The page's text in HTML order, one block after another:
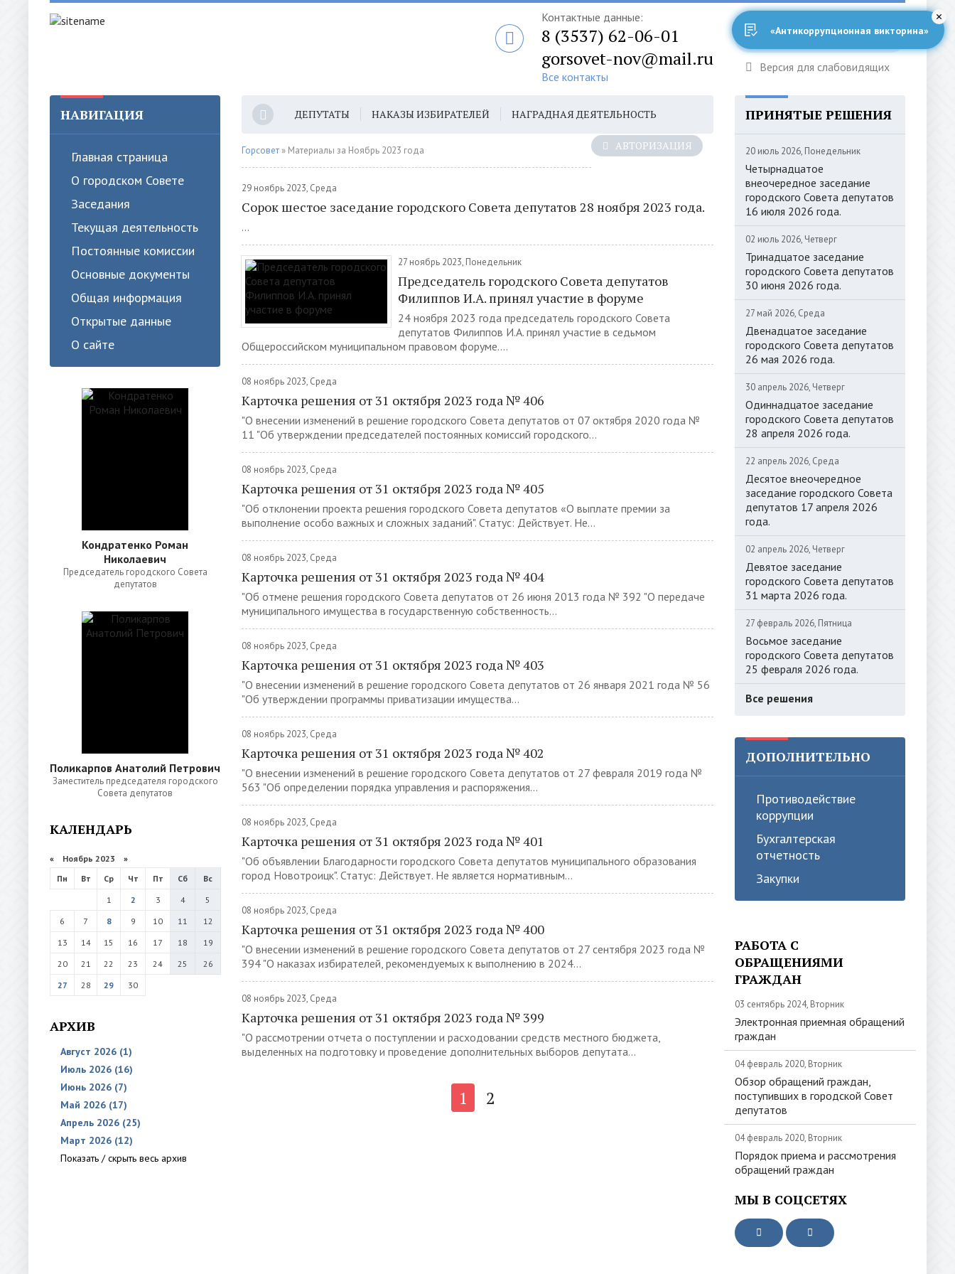
Версия для слабовидящих
Контактные данные:
8 (3537) 62-06-01
gorsovet-nov@mail.ru
Все контакты
НАВИГАЦИЯ
Главная страница
О городском Совете
Заседания
Текущая деятельность
Постоянные комиссии
Основные документы
Общая информация
Открытые данные
О сайте
Кондратенко Роман
Николаевич
Председатель городского Совета
депутатов
Поликарпов Анатолий Петрович
Заместитель председателя городского
Совета депутатов
КАЛЕНДАРЬ
« Ноябрь 2023 »
Пн
Вт Ср Чт Пт Сб
Вс
1
2 3 4
5
6
7 8 9 10 11
12
13
14 15 16 17 18
19
20
21 22 23 24 25
26
27
28 29 30
АРХИВ
Август 2026 (1)
Июль 2026 (16)
Июнь 2026 (7)
Май 2026 (17)
Апрель 2026 (25)
Март 2026 (12)
Показать / скрыть весь архив
ДЕПУТАТЫ НАКАЗЫ ИЗБИРАТЕЛЕЙ НАГРАДНАЯ ДЕЯТЕЛЬНОСТЬ
АВТОРИЗАЦИЯ
Горсовет » Материалы за Ноябрь 2023 года
29 ноябрь 2023, Среда
Сорок шестое заседание городского Совета депутатов 28 ноября 2023 года.
...
27 ноябрь 2023, Понедельник
Председатель городского Совета депутатов
Филиппов И.А. принял участие в форуме
24 ноября 2023 года председатель городского Совета
депутатов Филиппов И.А. принял участие в седьмом
Общероссийском муниципальном правовом форуме....
08 ноябрь 2023, Среда
Карточка решения от 31 октября 2023 года № 406
"О внесении изменений в решение городского Совета депутатов от 07 октября 2020 года №
11 "Об утверждении председателей постоянных комиссий городского...
08 ноябрь 2023, Среда
Карточка решения от 31 октября 2023 года № 405
"Об отклонении проекта решения городского Совета депутатов «О выплате премии за
выполнение особо важных и сложных заданий". Статус: Действует. Не...
08 ноябрь 2023, Среда
Карточка решения от 31 октября 2023 года № 404
"Об отмене решения городского Совета депутатов от 26 июня 2013 года № 392 "О передаче
муниципального имущества в государственную собственность...
08 ноябрь 2023, Среда
Карточка решения от 31 октября 2023 года № 403
"О внесении изменений в решение городского Совета депутатов от 26 января 2021 года № 56
"Об утверждении программы приватизации имущества...
08 ноябрь 2023, Среда
Карточка решения от 31 октября 2023 года № 402
"О внесении изменений в решение городского Совета депутатов от 27 февраля 2019 года №
563 "Об определении порядка управления и распоряжения...
08 ноябрь 2023, Среда
Карточка решения от 31 октября 2023 года № 401
"Об объявлении Благодарности городского Совета депутатов муниципального образования
город Новотроицк". Статус: Действует. Не является нормативным...
08 ноябрь 2023, Среда
Карточка решения от 31 октября 2023 года № 400
"О внесении изменений в решение городского Совета депутатов от 27 сентября 2023 года №
394 "О наказах избирателей, рекомендуемых к выполнению в 2024...
08 ноябрь 2023, Среда
Карточка решения от 31 октября 2023 года № 399
"О рассмотрении отчета о поступлении и расходовании средств местного бюджета,
выделенных на подготовку и проведение дополнительных выборов депутата...
1 2
ПРИНЯТЫЕ РЕШЕНИЯ
20 июль 2026, Понедельник
Четырнадцатое
внеочередное заседание
городского Совета депутатов
16 июля 2026 года.
02 июль 2026, Четверг
Тринадцатое заседание
городского Совета депутатов
30 июня 2026 года.
27 май 2026, Среда
Двенадцатое заседание
городского Совета депутатов
26 мая 2026 года.
30 апрель 2026, Четверг
Одиннадцатое заседание
городского Совета депутатов
28 апреля 2026 года.
22 апрель 2026, Среда
Десятое внеочередное
заседание городского Совета
депутатов 17 апреля 2026
года.
02 апрель 2026, Четверг
Девятое заседание
городского Совета депутатов
31 марта 2026 года.
27 февраль 2026, Пятница
Восьмое заседание
городского Совета депутатов
25 февраля 2026 года.
Все решения
ДОПОЛНИТЕЛЬНО
Противодействие
коррупции
Бухгалтерская
отчетность
Закупки
РАБОТА С
ОБРАЩЕНИЯМИ
ГРАЖДАН
03 сентябрь 2024, Вторник
Электронная приемная обращений
граждан
04 февраль 2020, Вторник
Обзор обращений граждан,
поступивших в городской Совет
депутатов
04 февраль 2020, Вторник
Порядок приема и рассмотрения
обращений граждан
МЫ В СОЦСЕТЯХ
«Антикоррупционная викторина»